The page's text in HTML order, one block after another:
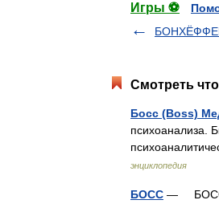
Игры ⚽
Смотреть
Босс (Boss)
психоанализа.
энциклопедия
БОСС — БОСС